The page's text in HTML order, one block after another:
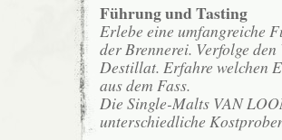
Führung und Tasting
Erlebe eine umfangreiche
der Brennerei. Verfolge
Destillat. Erfahre welchen
aus dem Fass.
Die Single-Malts VAN
unterschiedliche